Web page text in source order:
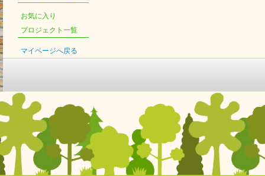
お気に入り
プロジェクト一覧
マイページへ戻る